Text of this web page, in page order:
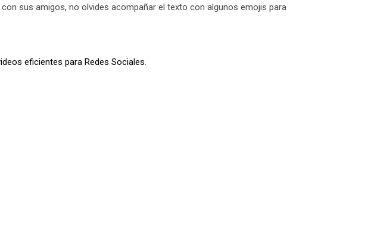
sus amigos, no olvides acompañar el texto con algunos emojis para
eficientes para Redes Sociales.